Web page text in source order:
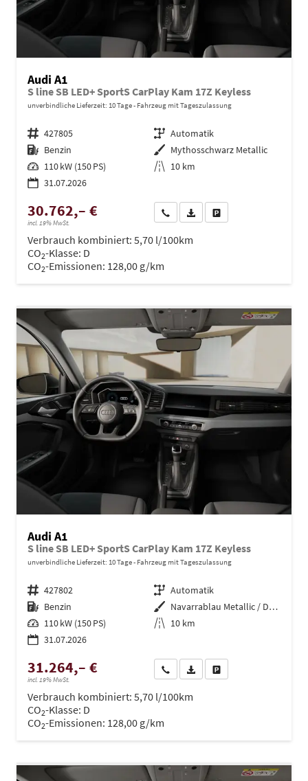
Audi A1
S line SB LED+ SportS CarPlay Kam 17Z Keyless
unverbindliche Lieferzeit: 10 Tage Fahrzeug mit Tageszulassung
Fahrzeugnr. 427805 Getriebe Automatik
Kraftstoff Benzin Außenfarbe Mythosschwarz Metallic
Leistung 110 kW (150 PS) Kilometerstand 10 km
31.07.2026
30.762,– €
incl. 19% MwSt.
Wir rufen Sie anPDF-Datei, Fahrzeugexposé
Verbrauch kombiniert: 5,70 l/100km
CO2-Klasse: D
CO2-Emissionen: 128,00 g/km
Audi A1
S line SB LED+ SportS CarPlay Kam 17Z Keyless
unverbindliche Lieferzeit: 10 Tage Fahrzeug mit Tageszulassung
Fahrzeugnr. 427802 Getriebe Automatik
Kraftstoff Benzin Außenfarbe
Navarrablau Metallic / Dachfarbe
Leistung 110 kW (150 PS) Kilometerstand 10 km
31.07.2026
31.264,– €
incl. 19% MwSt.
Wir rufen Sie anPDF-Datei, Fahrzeugexposé
Verbrauch kombiniert: 5,70 l/100km
CO2-Klasse: D
CO2-Emissionen: 128,00 g/km